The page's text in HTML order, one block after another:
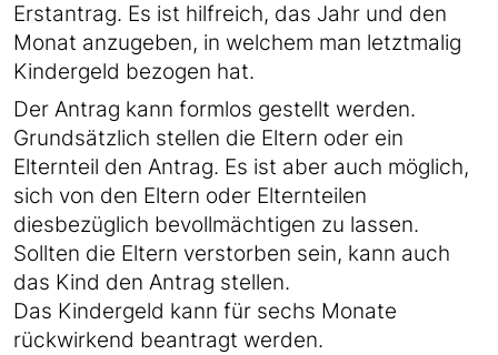
Erstantrag. Es ist hilfreich, das Jahr und den
Monat anzugeben, in welchem man letztmalig
Kindergeld bezogen hat.
Der Antrag kann formlos gestellt werden.
Grundsätzlich stellen die Eltern oder ein
Elternteil den Antrag. Es ist aber auch möglich,
sich von den Eltern oder Elternteilen
diesbezüglich bevollmächtigen zu lassen.
Sollten die Eltern verstorben sein, kann auch
das Kind den Antrag stellen.
Das Kindergeld kann für sechs Monate
rückwirkend beantragt werden.